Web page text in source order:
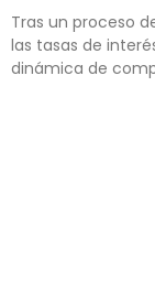
Tras un proceso
las tasas de
dinámica de